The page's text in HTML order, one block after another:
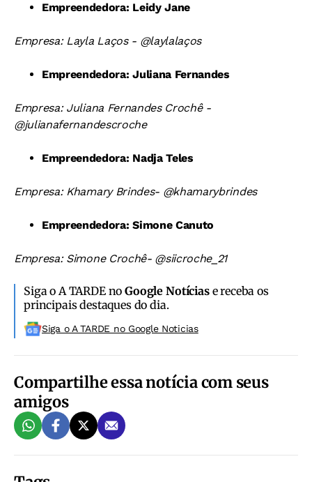
Empreendedora: Leidy Jane
Empresa: Layla Laços - @laylalaços
Empreendedora: Juliana Fernandes
Empresa: Juliana Fernandes Crochê -
@julianafernandescroche
Empreendedora: Nadja Teles
Empresa: Khamary Brindes- @khamarybrindes
Empreendedora: Simone Canuto
Empresa: Simone Crochê- @siicroche_21
Siga o A TARDE noGoogle Notíciase receba os
principais destaques do dia.
Siga o A TARDE no Google Noticias
Compartilhe essa notícia com seus
amigos